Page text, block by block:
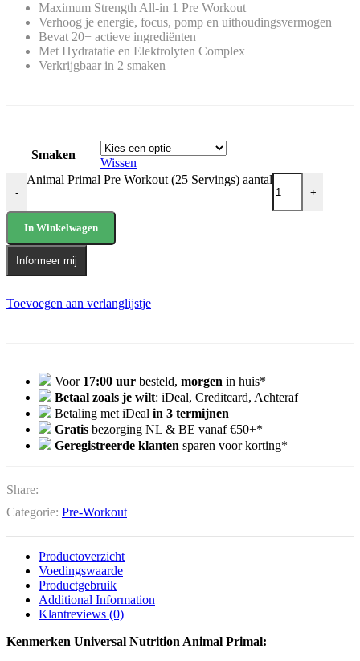
Maximum Strength All-in 1 Pre Workout
Verhoog je energie, focus, pomp en uithoudingsvermogen
Bevat 20+ actieve ingrediënten
Met Hydratatie en Elektrolyten Complex
Verkrijgbaar in 2 smaken
Smaken
Wissen
-
Animal Primal Pre Workout (25 Servings) aantal
+
In Winkelwagen
Informeer mij
Toevoegen aan verlanglijstje
Voor 17:00 uur besteld, morgen in huis*
Betaal zoals je wilt: iDeal, Creditcard, Achteraf
Betaling met iDeal in 3 termijnen
Gratis bezorging NL & BE vanaf €50+*
Geregistreerde klanten sparen voor korting*
Share:
Categorie: Pre-Workout
Productoverzicht
Voedingswaarde
Productgebruik
Additional Information
Klantreviews (0)
Kenmerken Universal Nutrition Animal Primal: